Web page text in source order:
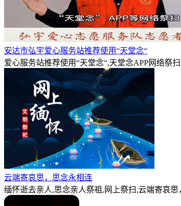
安达市弘宇爱心服务站推荐使用“天堂念“
爱心服务站推荐使用“天堂念“,天堂念APP网络祭
云端寄哀思，思念永相连
缅怀逝去亲人,思念亲人祭祖,网上祭扫,云端寄哀